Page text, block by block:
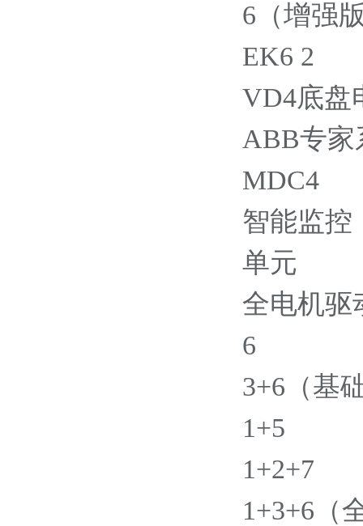
6（增强
EK6 2
VD4底盘
ABB专家
MDC4
智能监控
单元
全电机驱
6
3+6（基
1+5
1+2+7
1+3+6（